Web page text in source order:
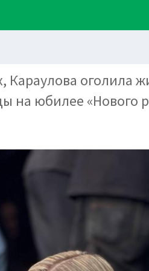
Караулова оголила
на юбилее «Нового